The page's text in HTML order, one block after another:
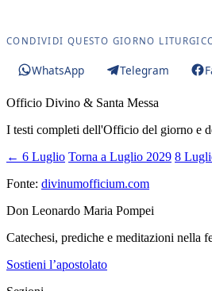
CONDIVIDI QUESTO GIORNO
WhatsApp Telegram
Officio Divino & Santa Messa
I testi completi dell'Officio del giorno e
← 6 Luglio Torna a Luglio 2029 8
Fonte: divinumofficium.com
Don Leonardo Maria Pompei
Catechesi, prediche e meditazioni nella
Sostieni l’apostolato